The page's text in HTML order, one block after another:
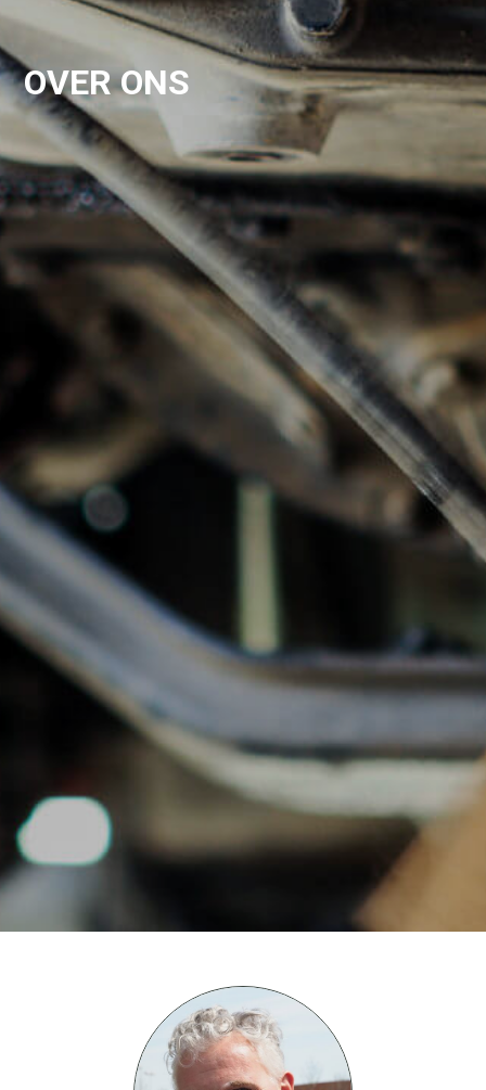
HOME
WAAROM
OVER TRANSPORTSUBSIDIES
ONS BLOG
OVER ONS